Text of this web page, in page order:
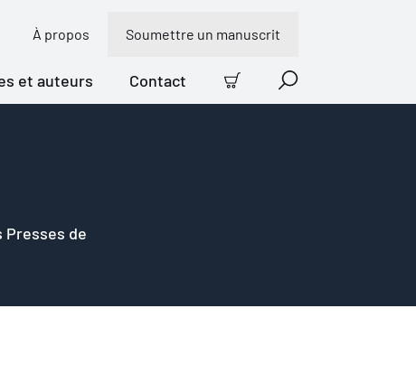
À propos Soumettre un manuscrit
et auteurs Contact
Panier Recherche
de